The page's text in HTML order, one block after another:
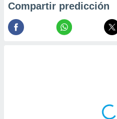
Compartir predicción